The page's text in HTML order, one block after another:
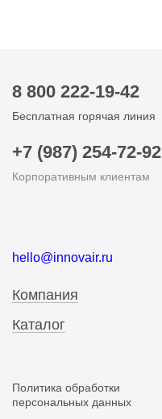
8 800 222-19-42
Бесплатная горячая линия
+7 (987) 254-72-92
Корпоративным клиентам
hello@innovair.ru
Компания
Каталог
Политика обработки
персональных данных